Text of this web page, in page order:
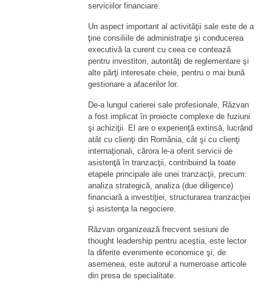
serviciilor financiare.
Un aspect important al activităţii sale este de a
ţine consiliile de administraţie şi conducerea
executivă la curent cu ceea ce contează
pentru investitori, autorităţi de reglementare şi
alte părţi interesate cheie, pentru o mai bună
gestionare a afacerilor lor.
De-a lungul carierei sale profesionale, Răzvan
a fost implicat în proiecte complexe de fuziuni
şi achiziţii. El are o experienţă extinsă, lucrând
atât cu clienţi din România, cât şi cu clienţi
internaţionali, cărora le-a oferit servicii de
asistenţă în tranzacţii, contribuind la toate
etapele principale ale unei tranzacţii, precum:
analiza strategică, analiza (due diligence)
financiară a investiţiei, structurarea tranzacţiei
şi asistenţa la negociere.
Răzvan organizează frecvent sesiuni de
thought leadership pentru aceştia, este lector
la diferite evenimente economice şi, de
asemenea, este autorul a numeroase articole
din presa de specialitate.